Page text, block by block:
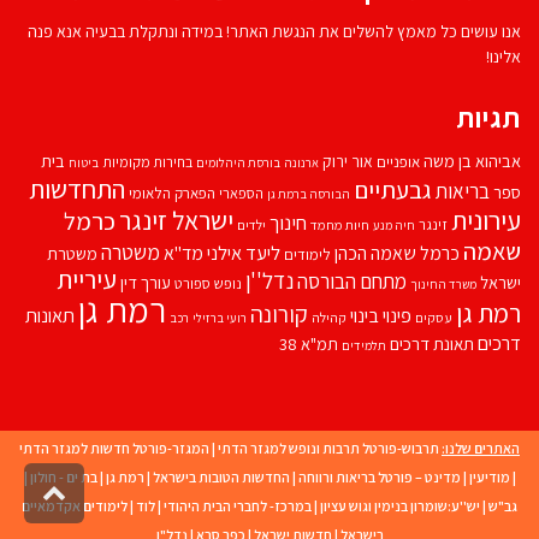
אנו עושים כל מאמץ להשלים את הנגשת האתר! במידה ונתקלת בבעיה אנא פנה
אלינו!
תגיות
אביהוא בן משהאופניים אור ירוק ארנונה בורסת היהלומים בחירות מקומיות ביטוח בית
ספרבריאותגבעתיים הבורסה ברמת גן הספארי הפארק הלאומי התחדשות
עירוניתזינגר חיה מנע חיות מחמד חינוך ילדים ישראל זינגרכרמל
שאמה כרמל שאמה הכהן לימודים ליעד אילנימד''אמשטרה משטרת
ישראל משרד החינוך מתחם הבורסהנדל''ן נופש ספורט עורך דין עיריית
רמת גן עסקים פינוי בינוי קהילה קורונה רועי ברזילי רכב רמת גן תאונות
דרכים תאונת דרכים תלמידים תמ"א 38
האתרים שלנו: תרבוש-פורטל תרבות ונופש למגזר הדתי | המגזר-פורטל חדשות למגזר הדתי
| מודיעין | מדינט – פורטל בריאות ורווחה | החדשות הטובות בישראל | רמת גן | בת ים - חולון |
גב"ש | יש''ע:שומרון בנימין וגוש עציון | במרכז- לחברי הבית היהודי |לוד |לימודים אקדמאיים
בישראל | חדשות ישראל | כפר סבא | נדל"ן